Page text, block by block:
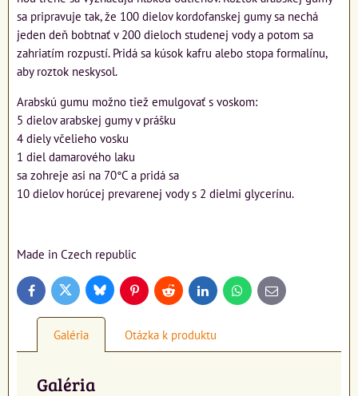
sa pripravuje tak, že 100 dielov kordofanskej gumy sa nechá
jeden deň bobtnať v 200 dieloch studenej vody a potom sa
zahriatím rozpustí. Pridá sa kúsok kafru alebo stopa formalínu,
aby roztok neskysol.
Arabskú gumu možno tiež emulgovať s voskom:
5 dielov arabskej gumy v prášku
4 diely včelieho vosku
1 diel damarového laku
sa zohreje asi na 70°C a pridá sa
10 dielov horúcej prevarenej vody s 2 dielmi glycerínu.
Made in Czech republic
FacebookTwitter BlueskyPinterestReddit LinkedInWhatsApp
E-
mail
Galéria Otázka k produktu
Galéria